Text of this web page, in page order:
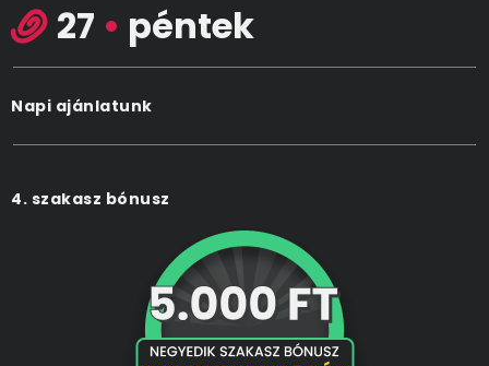
27 • péntek
Napi ajánlatunk
4. szakasz bónusz